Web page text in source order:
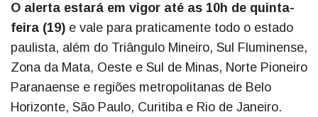
O alerta estará em vigor até as 10h de quinta-
feira (19) e vale para praticamente todo o estado
paulista, além do Triângulo Mineiro, Sul Fluminense,
Zona da Mata, Oeste e Sul de Minas, Norte Pioneiro
Paranaense e regiões metropolitanas de Belo
Horizonte, São Paulo, Curitiba e Rio de Janeiro.